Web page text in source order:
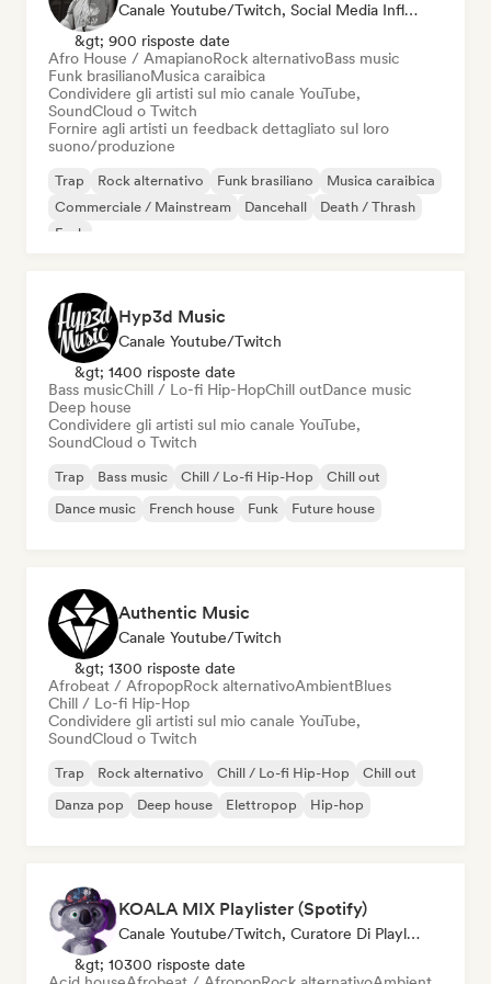
Canale Youtube/Twitch, Social Media Influencer
&gt; 900 risposte date
Afro House / AmapianoRock alternativoBass music
Funk brasilianoMusica caraibica
Condividere gli artisti sul mio canale YouTube,
SoundCloud o Twitch
Fornire agli artisti un feedback dettagliato sul loro
suono/produzione
Trap Rock alternativo Funk brasiliano
Musica caraibica
Commerciale / Mainstream
Dancehall
Death / Thrash
Funk
Hyp3d Music
Canale Youtube/Twitch
&gt; 1400 risposte date
Bass musicChill / Lo-fi Hip-HopChill outDance music
Deep house
Condividere gli artisti sul mio canale YouTube,
SoundCloud o Twitch
Trap Bass music Chill / Lo-fi Hip-Hop
Chill out
Dance music
French house Funk Future house
Authentic Music
Canale Youtube/Twitch
&gt; 1300 risposte date
Afrobeat / AfropopRock alternativoAmbientBlues
Chill / Lo-fi Hip-Hop
Condividere gli artisti sul mio canale YouTube,
SoundCloud o Twitch
Trap Rock alternativo Chill / Lo-fi Hip-Hop
Chill out
Danza pop
Deep house Elettropop Hip-hop
KOALA MIX Playlister (Spotify)
Canale Youtube/Twitch, Curatore Di Playlist
&gt; 10300 risposte date